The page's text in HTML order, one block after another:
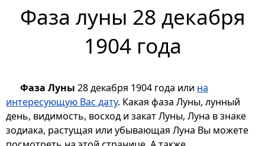
Фаза луны 28 декабря
1904 года
Фаза Луны 28 декабря 1904 года или на
интересующую Вас дату. Какая фаза Луны, лунный
день, видимость, восход и закат Луны, Луна в знаке
зодиака, растущая или убывающая Луна Вы можете